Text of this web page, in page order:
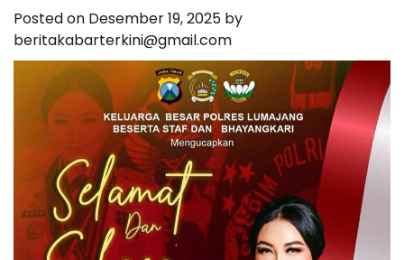
Posted on Desember 19, 2025 by
beritakabarterkini@gmail.com